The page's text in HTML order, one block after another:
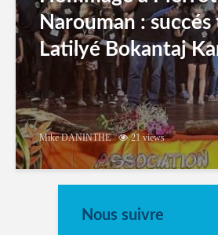
Narouman :
Latilyé Bokantaj
Mike DANINTHE 21 views
Nous suivre